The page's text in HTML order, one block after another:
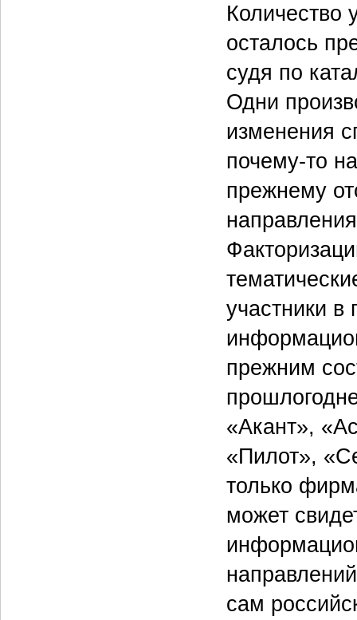
Количество
осталось
судя по
Одни
изменения
почему-то
прежнему
участники
прежним
«Акант»,
«Пилот»,
только
может
сам